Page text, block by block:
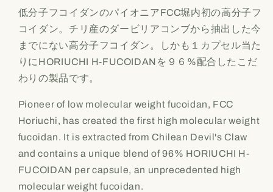
低分子フコイダンのパイオニア FCC堀内初の高分子フ
コイダン。チリ産のダービリアコンブから抽出した今
までにない高分子フコイダン。しかも１カプセル当た
りに HORIUCHI H-FUCOIDAN を９６ %配合したこだ
わりの製品です。
Pioneer of low molecular weight fucoidan, FCC
Horiuchi, has created the first high molecular weight
fucoidan. It is extracted from Chilean Devil's Claw
and contains a unique blend of 96% HORIUCHI H-
FUCOIDAN per capsule, an unprecedented high
molecular weight fucoidan.